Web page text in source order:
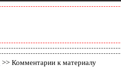
>> Комментарии к материалу